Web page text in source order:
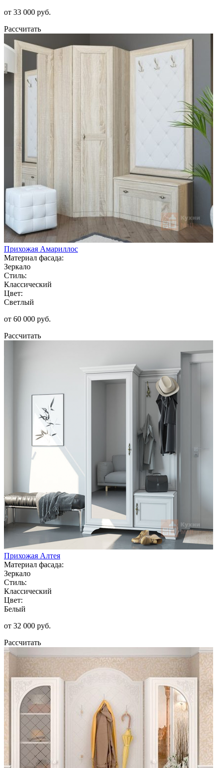
от 33 000 руб.
Рассчитать
Прихожая Амариллос
Материал фасада:
Зеркало
Стиль:
Классический
Цвет:
Светлый
от 60 000 руб.
Рассчитать
Прихожая Алтея
Материал фасада:
Зеркало
Стиль:
Классический
Цвет:
Белый
от 32 000 руб.
Рассчитать